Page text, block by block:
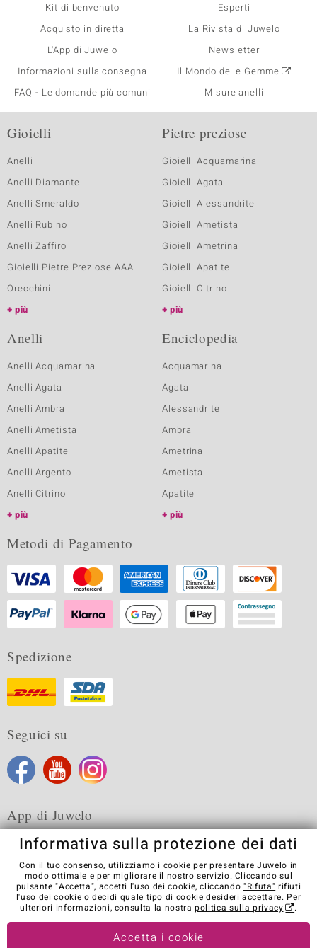
Kit di benvenuto
Acquisto in diretta
L'App di Juwelo
Informazioni sulla consegna
FAQ - Le domande più comuni
Esperti
La Rivista di Juwelo
Newsletter
Il Mondo delle Gemme
Misure anelli
Gioielli
Anelli
Anelli Diamante
Anelli Smeraldo
Anelli Rubino
Anelli Zaffiro
Gioielli Pietre Preziose AAA
Orecchini
più
Pietre preziose
Gioielli Acquamarina
Gioielli Agata
Gioielli Alessandrite
Gioielli Ametista
Gioielli Ametrina
Gioielli Apatite
Gioielli Citrino
più
Anelli
Anelli Acquamarina
Anelli Agata
Anelli Ambra
Anelli Ametista
Anelli Apatite
Anelli Argento
Anelli Citrino
più
Enciclopedia
Acquamarina
Agata
Alessandrite
Ambra
Ametrina
Ametista
Apatite
più
Metodi di Pagamento
Spedizione
Seguici su
App di Juwelo
Condizioni generali di vendita Informativa Privacy
Cookies
Note legali
Contatti
Recedere dal contratto
Visit our stores in other countries:
Informativa sulla protezione dei dati
Con il tuo consenso, utilizziamo i cookie per presentare Juwelo in
modo ottimale e per migliorare il nostro servizio. Cliccando sul
pulsante "Accetta", accetti l'uso dei cookie, cliccando "Rifuta" rifiuti
l'uso dei cookie o decidi quale tipo di cookie desideri accettare. Per
ulteriori informazioni, consulta la nostrapolitica sulla privacy .
Accetta i cookie